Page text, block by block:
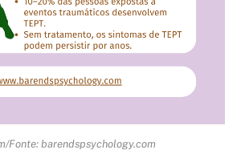
Fonte: barendspsychology.com